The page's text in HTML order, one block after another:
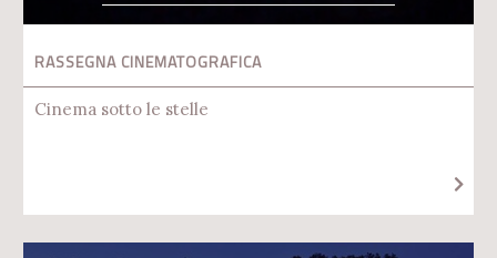
RASSEGNA CINEMATOGRAFICA
Cinema sotto le stelle